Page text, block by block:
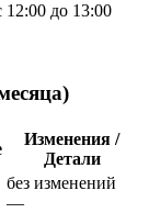
12:00 до 13:00
Изменения /
Детали
без изменений
—